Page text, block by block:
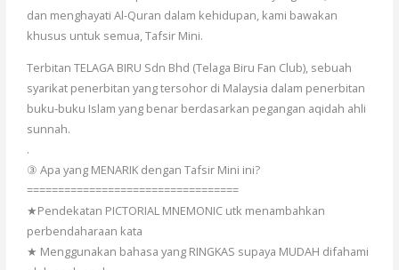
dan menghayati Al-Quran dalam kehidupan, kami bawakan
khusus untuk semua, Tafsir Mini.
Terbitan TELAGA BIRU Sdn Bhd (Telaga Biru Fan Club), sebuah
syarikat penerbitan yang tersohor di Malaysia dalam penerbitan
buku-buku Islam yang benar berdasarkan pegangan aqidah ahli
sunnah.
.
③ Apa yang MENARIK dengan Tafsir Mini ini?
==================================
★Pendekatan PICTORIAL MNEMONIC utk menambahkan
perbendaharaan kata
★ Menggunakan bahasa yang RINGKAS supaya MUDAH difahami